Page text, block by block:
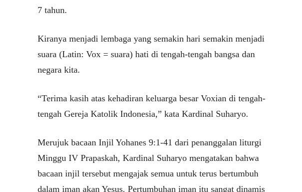
7 tahun.
Kiranya menjadi lembaga yang semakin hari semakin menjadi
suara (Latin: Vox = suara) hati di tengah-tengah bangsa dan
negara kita.
“Terima kasih atas kehadiran keluarga besar Voxian di tengah-
tengah Gereja Katolik Indonesia,” kata Kardinal Suharyo.
Merujuk bacaan Injil Yohanes 9:1-41 dari penanggalan liturgi
Minggu IV Prapaskah, Kardinal Suharyo mengatakan bahwa
bacaan injil tersebut mengajak semua untuk terus bertumbuh
dalam iman akan Yesus. Pertumbuhan iman itu sangat dinamis